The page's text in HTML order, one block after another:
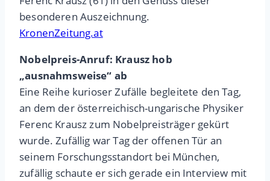
besonderen Auszeichnung.
KronenZeitung.at
Nobelpreis-Anruf: Krausz hob
„ausnahmsweise“ ab
Eine Reihe kurioser Zufälle begleitete den Tag,
an dem der österreichisch-ungarische Physiker
Ferenc Krausz zum Nobelpreisträger gekürt
wurde. Zufällig war Tag der offenen Tür an
seinem Forschungsstandort bei München,
zufällig schaute er sich gerade ein Interview mit